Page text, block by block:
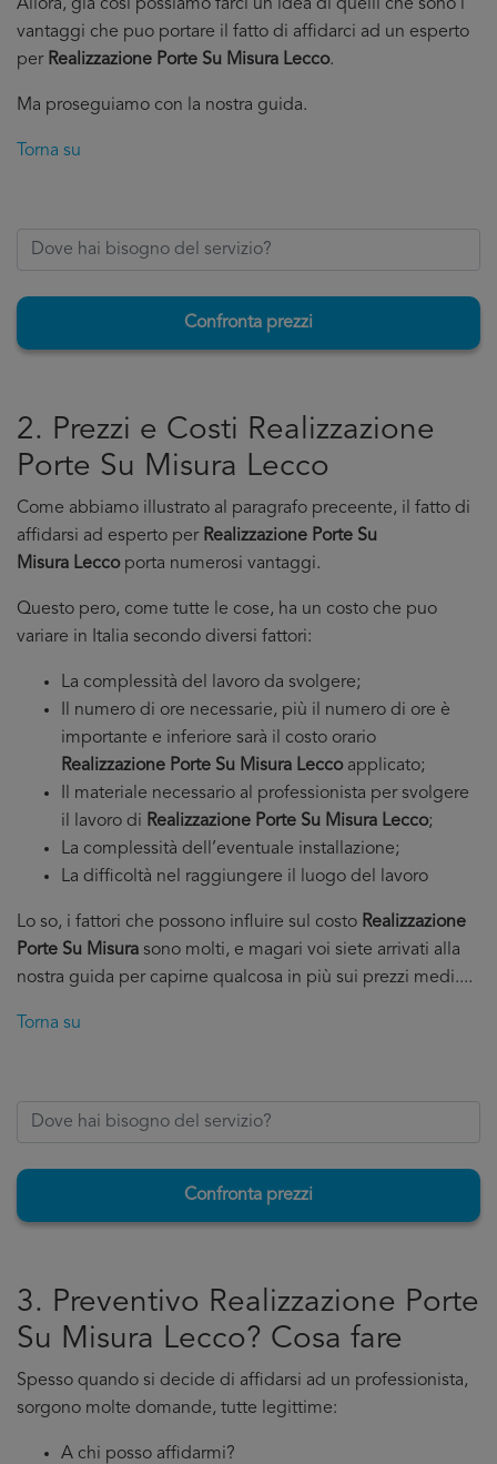
Allora, già cosi possiamo farci un’idea di quelli che sono i
vantaggi che puo portare il fatto di affidarci ad un esperto
per Realizzazione Porte Su Misura Lecco.
Ma proseguiamo con la nostra guida.
Torna su
Confronta prezzi
2. Prezzi e Costi Realizzazione
Porte Su Misura Lecco
Come abbiamo illustrato al paragrafo preceente, il fatto di
affidarsi ad esperto per Realizzazione Porte Su
Misura Leccoporta numerosi vantaggi.
Questo pero, come tutte le cose, ha un costo che puo
variare in Italia secondo diversi fattori:
La complessità del lavoro da svolgere;
Il numero di ore necessarie, più il numero di ore è
importante e inferiore sarà il costo orario
Realizzazione Porte Su Misura Leccoapplicato;
Il materiale necessario al professionista per svolgere
il lavoro di Realizzazione Porte Su Misura Lecco;
La complessità dell’eventuale installazione;
La difficoltà nel raggiungere il luogo del lavoro
Lo so, i fattori che possono influire sul costo Realizzazione
Porte Su Misura sono molti, e magari voi siete arrivati alla
nostra guida per capirne qualcosa in più sui prezzi medi....
Torna su
Confronta prezzi
3. Preventivo Realizzazione Porte
Su Misura Lecco? Cosa fare
Spesso quando si decide di affidarsi ad un professionista,
sorgono molte domande, tutte legittime:
A chi posso affidarmi?